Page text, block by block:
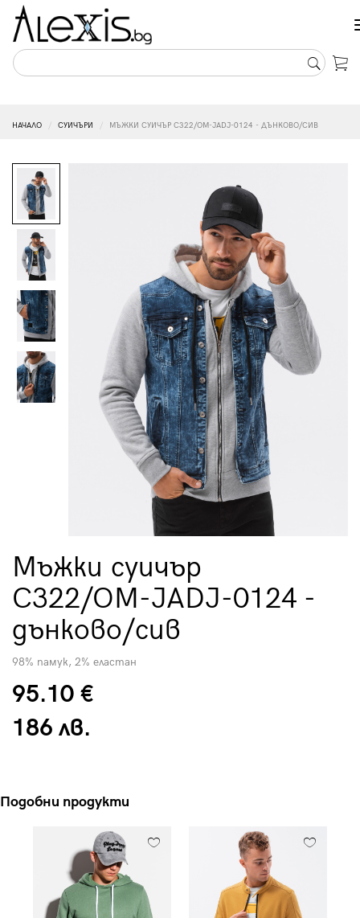
НАЧАЛО СУИЧЪРИ МЪЖКИ СУИЧЪР C322/OM-JADJ-0124 - ДЪНКОВО/СИВ
Мъжки суичър
C322/OM-JADJ-0124 -
дънково/сив
98% памук, 2% еластан
95.10 €
186 лв.
Подобни продукти